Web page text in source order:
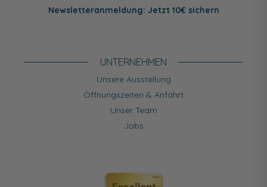
Newsletteranmeldung: Jetzt 10€ sichern
UNTERNEHMEN
Unsere Ausstellung
Öffnungszeiten & Anfahrt
Unser Team
Jobs